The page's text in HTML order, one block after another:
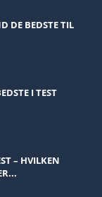
DE BEDSTE TIL
I TEST
– HVILKEN